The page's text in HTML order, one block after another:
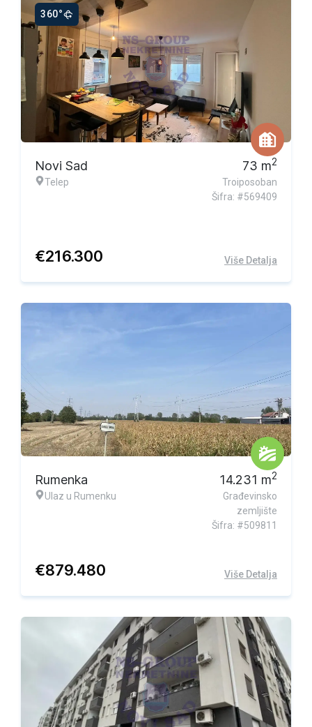
360°
Novi Sad
Telep
73 m2
Troiposoban
Šifra: #569409
€216.300 Više Detalja
Rumenka
Ulaz u Rumenku
14.231 m2
Građevinsko
zemljište
Šifra: #509811
€879.480 Više Detalja